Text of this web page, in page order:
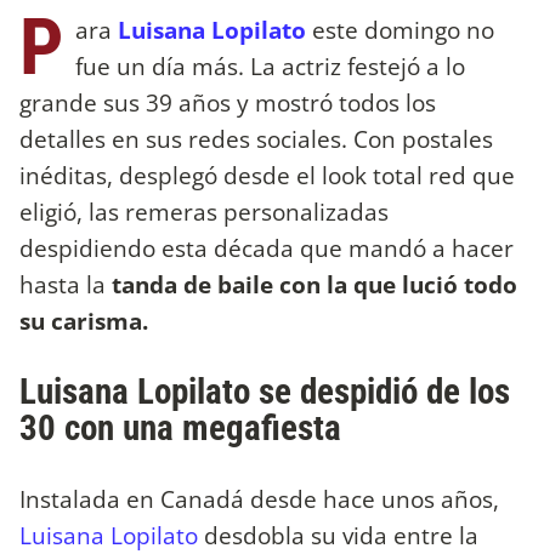
P ara Luisana Lopilato este domingo no
fue un día más. La actriz festejó a lo
grande sus 39 años y mostró todos los
detalles en sus redes sociales. Con postales
inéditas, desplegó desde el look total red que
eligió, las remeras personalizadas
despidiendo esta década que mandó a hacer
hasta la tanda de baile con la que lució todo
su carisma.
Luisana Lopilato se despidió de los
30 con una megafiesta
Instalada en Canadá desde hace unos años,
Luisana Lopilato desdobla su vida entre la